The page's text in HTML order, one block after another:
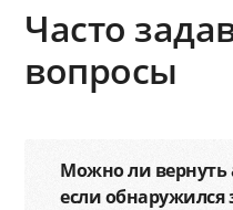
Часто
вопросы
Можно ли вернуть
если обнаружился